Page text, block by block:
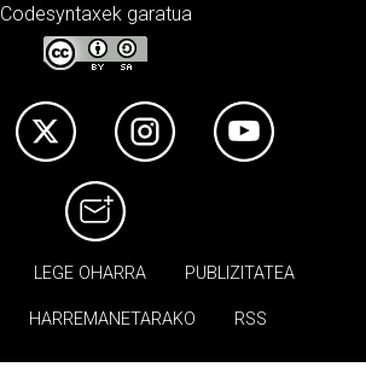
Codesyntaxek garatua
LEGE OHARRA PUBLIZITATEA
HARREMANETARAKO RSS